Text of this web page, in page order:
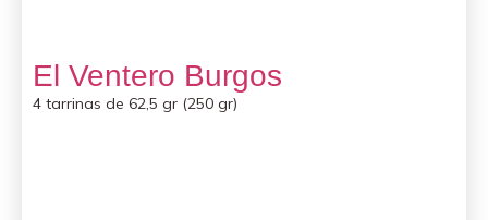
El Ventero Burgos
4 tarrinas de 62,5 gr (250 gr)